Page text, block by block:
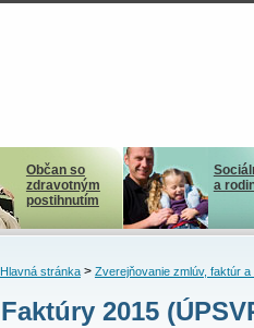
Občan so
zdravotným
postihnutím
a
Hlavná stránka> Zverejňovanie zmlúv, faktúr a
Faktúry 2015